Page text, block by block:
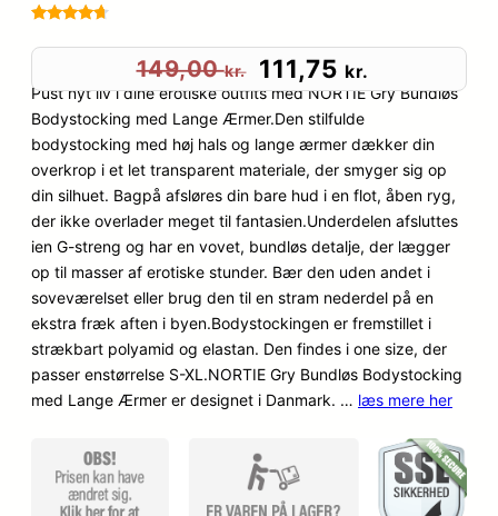
som
baseret
på
kundebedø
mmelser
149,00kr.
D
e
n
o
p
r
i
n
d
e
l
111,75 kr.
n
a
k
t
u
e
l
Pust nyt liv i dine erotiske outfits med NORTIE Gry Bundløs
Bodystocking med Lange Ærmer.Den stilfulde
bodystocking med høj hals og lange ærmer dækker din
overkrop i et let transparent materiale, der smyger sig op
din silhuet. Bagpå afsløres din bare hud i en flot, åben ryg,
der ikke overlader meget til fantasien.Underdelen afsluttes
ien G-streng og har en vovet, bundløs detalje, der lægger
op til masser af erotiske stunder. Bær den uden andet i
soveværelset eller brug den til en stram nederdel på en
ekstra fræk aften i byen.Bodystockingen er fremstillet i
strækbart polyamid og elastan. Den findes i one size, der
passer enstørrelse S-XL.NORTIE Gry Bundløs Bodystocking
med Lange Ærmer er designet i Danmark. … læs mere her